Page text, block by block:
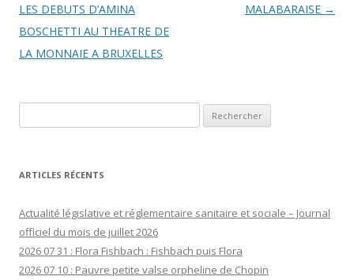
des
articles
LES DEBUTS D’AMINA
BOSCHETTI AU THEATRE DE
LA MONNAIE A BRUXELLES
MALABARAISE →
ARTICLES RÉCENTS
Actualité législative et réglementaire sanitaire et sociale – Journal
officiel du mois de juillet 2026
2026 07 31 : Flora Fishbach : Fishbach puis Flora
2026 07 10 : Pauvre petite valse orpheline de Chopin